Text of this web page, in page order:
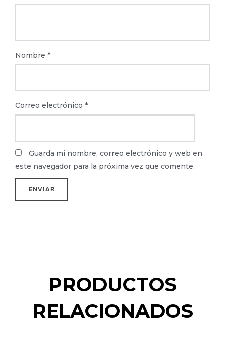
Nombre *
Correo electrónico *
Guarda mi nombre, correo electrónico y web en
este navegador para la próxima vez que comente.
PRODUCTOS
RELACIONADOS